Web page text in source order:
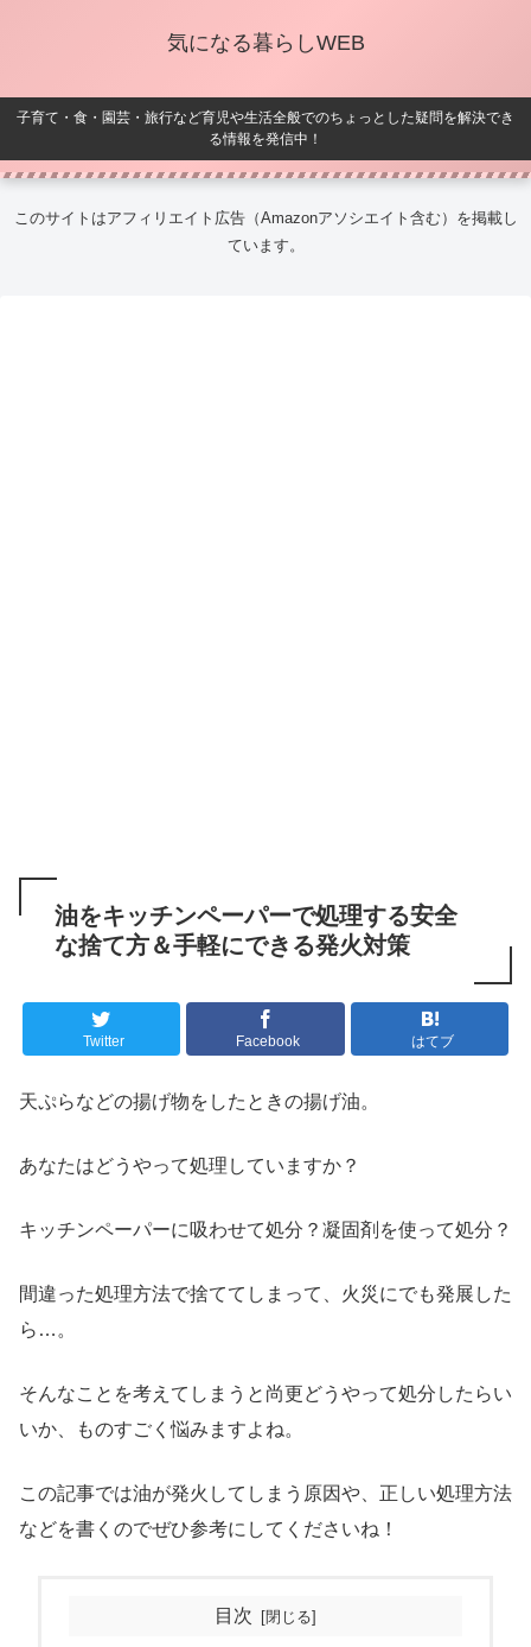
気になる暮らしWEB
子育て・食・園芸・旅行など育児や生活全般でのちょっとした疑問を解決でき
る情報を発信中！
このサイトはアフィリエイト広告（Amazonアソシエイト含む）を掲載し
ています。
油をキッチンペーパーで処理する安全
な捨て方＆手軽にできる発火対策
Twitter Facebook はてブ
天ぷらなどの揚げ物をしたときの揚げ油。
あなたはどうやって処理していますか？
キッチンペーパーに吸わせて処分？凝固剤を使って処分？
間違った処理方法で捨ててしまって、火災にでも発展した
ら…。
そんなことを考えてしまうと尚更どうやって処分したらい
いか、ものすごく悩みますよね。
この記事では油が発火してしまう原因や、正しい処理方法
などを書くのでぜひ参考にしてくださいね！
目次